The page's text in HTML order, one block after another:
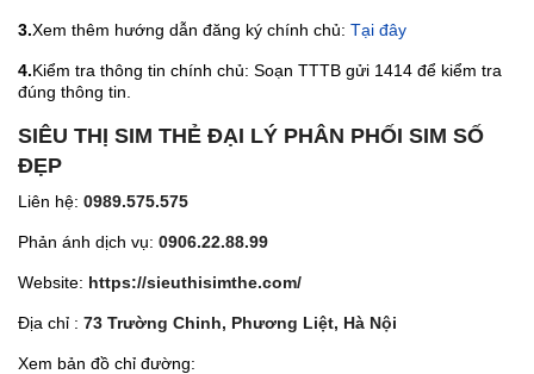
3.Xem thêm hướng dẫn đăng ký chính chủ: Tại đây
4.Kiểm tra thông tin chính chủ: Soạn TTTB gửi 1414 để kiểm tra
đúng thông tin.
SIÊU THỊ SIM THẺ ĐẠI LÝ PHÂN PHỐI SIM SỐ
ĐẸP
Liên hệ: 0989.575.575
Phản ánh dịch vụ: 0906.22.88.99
Website: https://sieuthisimthe.com/
Địa chỉ : 73 Trường Chinh, Phương Liệt, Hà Nội
Xem bản đồ chỉ đường: